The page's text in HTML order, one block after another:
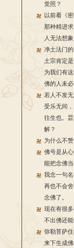
觉照？
以前看《
那种精进
人无法想
净土法门
土宗肯定
为我们有
佛的人未必
若人不发
受乐无间
往生也。
解？
为什么不
佛号是从
能把念佛
我念一句
再也不会
念佛了。
现在有很
不出佛还
弥勒菩萨
来下生成